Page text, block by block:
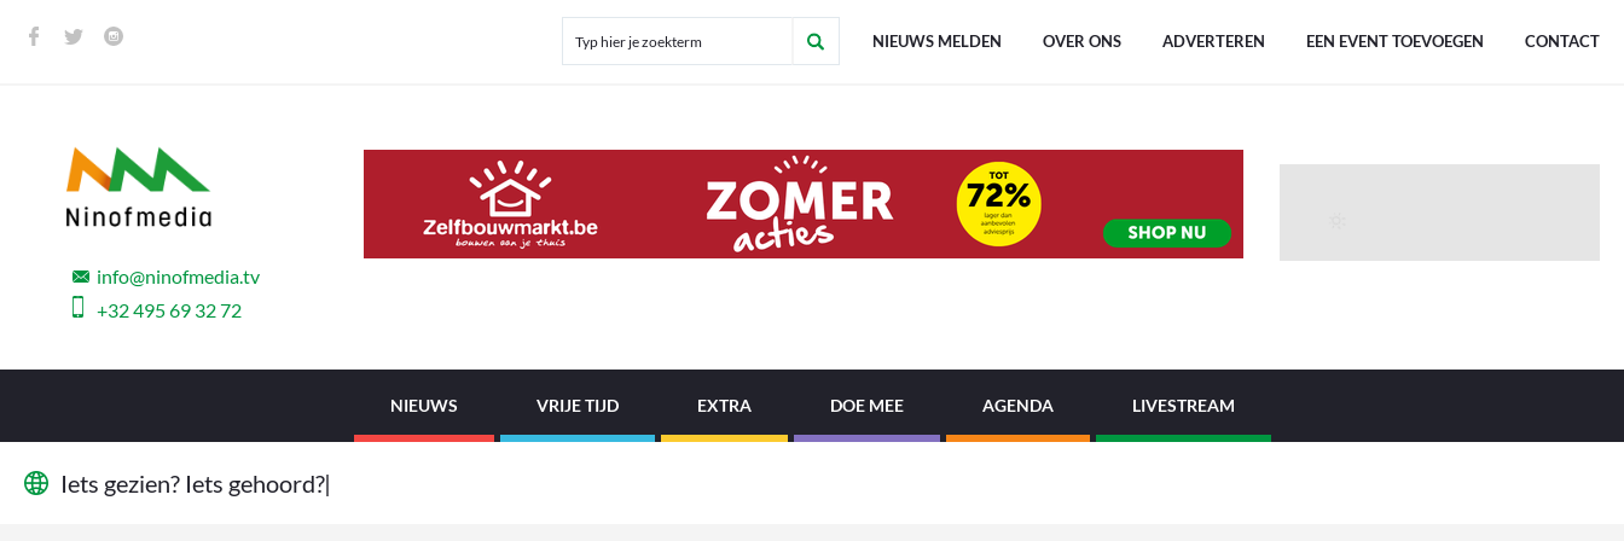
NIEUWS MELDEN OVER ONS ADVERTEREN EEN EVENT TOEVOEGEN CONTACT
info@ninofmedia.tv
+32 495 69 32 72
NIEUWS VRIJE TIJD EXTRA DOE MEE AGENDA LIVESTREAM
Iets gezien? Iets gehoord?